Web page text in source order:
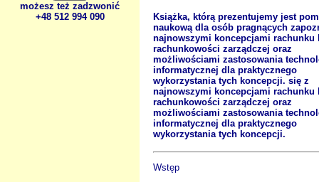
możesz też zadzwonić
+48 512 994 090
Książka, którą prezentujemy jest
naukową dla osób pragnących
najnowszymi koncepcjami rachunku
rachunkowości zarządczej oraz
możliwościami zastosowania
informatycznej dla praktycznego
wykorzystania tych koncepcji. się z
najnowszymi koncepcjami rachunku
rachunkowości zarządczej oraz
możliwościami zastosowania
informatycznej dla praktycznego
wykorzystania tych koncepcji.
Wstęp